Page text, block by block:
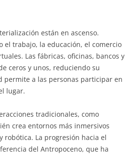
están en ascenso.
el trabajo, la educación, el comercio
Las fábricas, oficinas, bancos y
ceros y unos, reduciendo su
a las personas participar en
lugar.
tradicionales, como
crea entornos más inmersivos
La progresión hacia el
del Antropoceno, que ha